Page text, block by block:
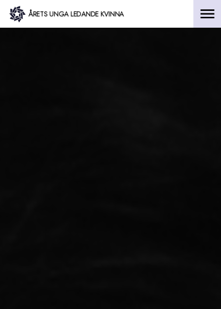
Hoppa
till
ÅRETS UNGA LEDANDE KVINNA